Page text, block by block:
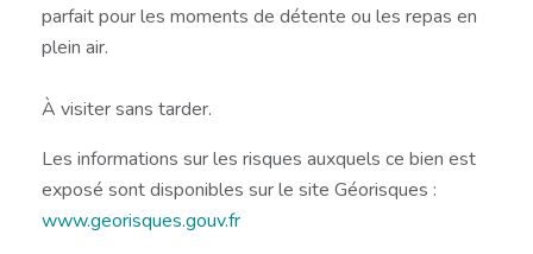
parfait pour les moments de détente ou les repas en
plein air.
À visiter sans tarder.
Les informations sur les risques auxquels ce bien est
exposé sont disponibles sur le site Géorisques :
www.georisques.gouv.fr